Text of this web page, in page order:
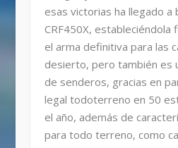
esas victorias ha llegado a
CRF450X,
el arma definitiva para las
desierto, pero también es
de senderos, gracias en
legal todoterreno en 50
el año, además de
para todo terreno, como